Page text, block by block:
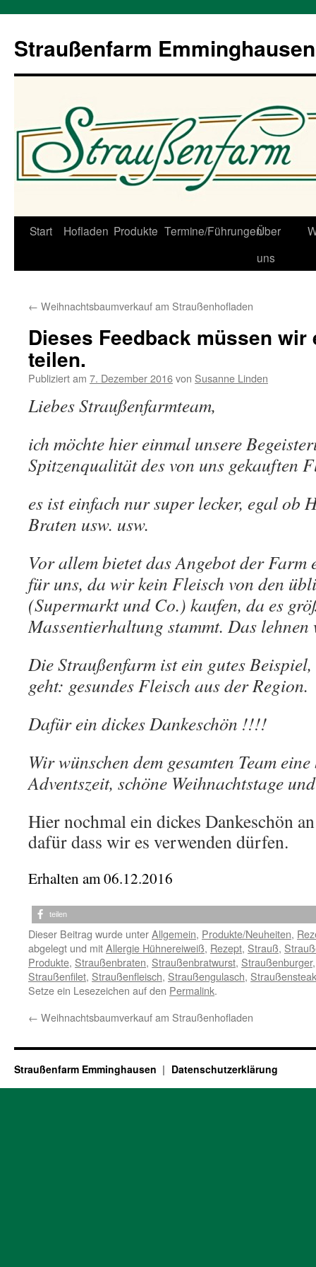
Straußenfarm Emminghausen
Zum
Start Hofladen Produkte Termine/FührungenÜber
uns
← Weihnachtsbaumverkauf am Straußenhofladen
Dieses Feedback müssen
teilen.
Publiziert am 7. Dezember 2016von Susanne Linden
Liebes Straußenfarmteam,
ich möchte hier einmal unsere
Spitzenqualität des von uns gekauften
es ist einfach nur super lecker, egal ob
Braten usw. usw.
Vor allem bietet das Angebot der Farm
für uns, da wir kein Fleisch von den
(Supermarkt und Co.) kaufen, da es
Massentierhaltung stammt. Das
Die Straußenfarm ist ein gutes Beispiel,
geht: gesundes Fleisch aus der Region.
Dafür ein dickes Dankeschön !!!!
Wir wünschen dem gesamten Team
Adventszeit, schöne Weihnachtstage
Hier nochmal ein dickes Dankeschön
dafür dass wir es verwenden dürfen.
Erhalten am 06.12.2016
teilen
Dieser Beitrag wurde unterAllgemein, Produkte/Neuheiten,
abgelegt und mitAllergie Hühnereiweiß, Rezept, Strauß,
Produkte, Straußenbraten, Straußenbratwurst, Straußenburger
Straußenfilet, Straußenfleisch, Straußengulasch, Straußensteak
Setze ein Lesezeichen auf den Permalink.
← Weihnachtsbaumverkauf am Straußenhofladen
Straußenfarm Emminghausen Datenschutzerklärung